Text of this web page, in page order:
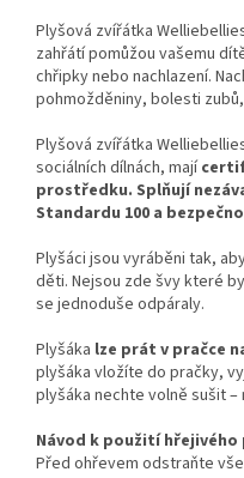
Plyšová zvířátka
zahřátí pomůžou vašemu
chřipky nebo nachlazení.
pohmožděniny, bolesti
Plyšová zvířátka
sociálních dílnách, mají
prostředku. Splňují
Standardu 100 a
Plyšáci jsou vyráběni tak,
děti. Nejsou zde švy které
se jednoduše odpáraly.
Plyšáka lze prát v pračce
plyšáka vložíte do pračky,
plyšáka nechte volně sušit
Návod k použití hřejivého
Před ohřevem odstraňte